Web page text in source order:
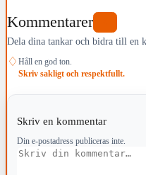
Kommentarer
Dela dina tankar och bidra till en
♢ Håll en god ton.
Skriv sakligt och respektfullt.
Skriv en kommentar
Din e-postadress publiceras inte.
Kommentar